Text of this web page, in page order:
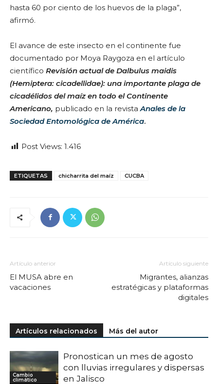
hasta 60 por ciento de los huevos de la plaga”,
afirmó.
El avance de este insecto en el continente fue
documentado por Moya Raygoza en el artículo
científico Revisión actual de Dalbulus maidis
(Hemiptera: cicadellidae): una importante plaga de
cicadélidos del maíz en todo el Continente
Americano, publicado en la revistaAnales de la
Sociedad Entomológica de América.
Post Views: 1.416
ETIQUETAS chicharrita del maíz CUCBA
Artículo anterior
El MUSA abre en
vacaciones
Artículo siguiente
Migrantes, alianzas
estratégicas y plataformas
digitales
Artículos relacionados Más del autor
Cambio
climático
Pronostican un mes de agosto
con lluvias irregulares y dispersas
en Jalisco